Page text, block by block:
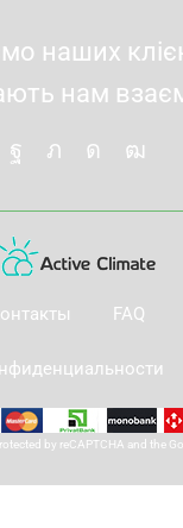
наших
нам
FAQ
by reCAPTCHA and the